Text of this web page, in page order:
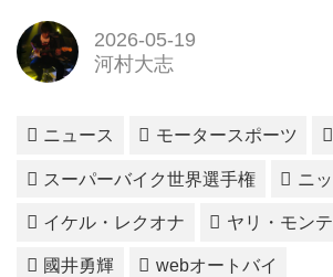
2026-05-19
河村大志
ニュース モータースポーツ
スーパーバイク世界選手権 ニ
イケル・レクオナ ヤリ・モン
國井勇輝 webオートバイ